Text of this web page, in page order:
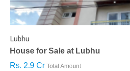
Lubhu
House for Sale at Lubhu
Rs. 2.9 Cr Total Amount